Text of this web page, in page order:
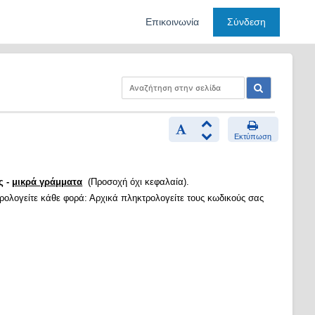
Επικοινωνία Σύνδεση
Εκτύπωση
- μικρά γράμματα (Προσοχή όχι κεφαλαία).
κάθε φορά: Αρχικά πληκτρολογείτε τους κωδικούς σας